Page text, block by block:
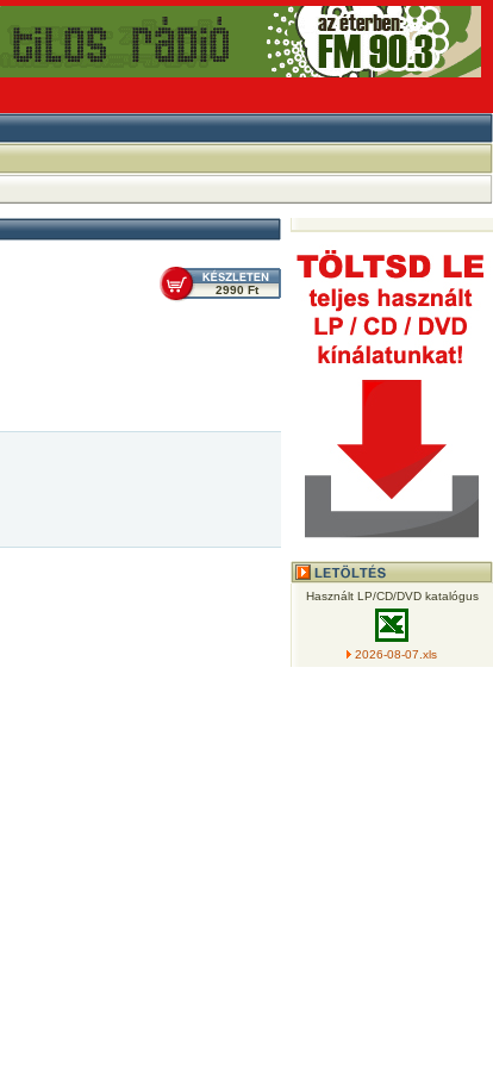
2990 Ft
Használt LP/CD/DVD katalógus
2026-08-07.xls